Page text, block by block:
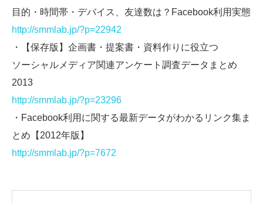
目的・時間帯・デバイス、友達数は？Facebook利用実態
http://smmlab.jp/?p=22942
・【保存版】企画書・提案書・資料作りに役立つ
ソーシャルメディア関連アンケート調査データまとめ
2013
http://smmlab.jp/?p=23296
・Facebook利用に関する最新データがわかるリンク集ま
とめ【2012年版】
http://smmlab.jp/?p=7672